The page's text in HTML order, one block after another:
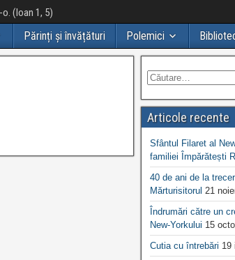
(Ioan 1, 5)
Părinți și învățături Polemici
Articole recente
Sfântul Filaret al
familiei Împărătești
40 de ani de la
Mărturisitorul 21
Îndrumări către un
New-Yorkului 15
Cutia cu întrebări 19